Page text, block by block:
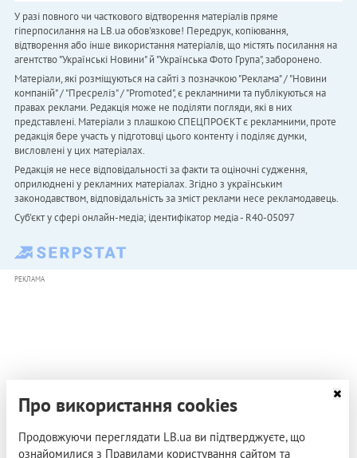
У разі повного чи часткового відтворення матеріалів пряме
гіперпосилання на LB.ua обов'язкове! Передрук, копіювання,
відтворення або інше використання матеріалів, що містять посилання на
агентство "Українськi Новини" й "Українська Фото Група", заборонено.
Матеріали, які розміщуються на сайті з позначкою "Реклама" / "Новини
компаній" / "Пресреліз" / "Promoted", є рекламними та публікуються на
правах реклами. Редакція може не поділяти погляди, які в них
представлені. Матеріали з плашкою СПЕЦПРОЄКТ є рекламними, проте
редакція бере участь у підготовці цього контенту і поділяє думки,
висловлені у цих матеріалах.
Редакція не несе відповідальності за факти та оціночні судження,
оприлюднені у рекламних матеріалах. Згідно з українським
законодавством, відповідальність за зміст реклами несе рекламодавець.
Cуб'єкт у сфері онлайн-медіа; ідентифікатор медіа - R40-05097
РЕКЛАМА
Про використання cookies
Продовжуючи переглядати LB.ua ви підтверджуєте, що
ознайомилися з Правилами користування сайтом та